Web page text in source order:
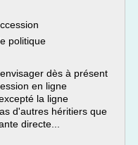
politique
dès à présent
en ligne
la ligne
d'autres héritiers que
directe...